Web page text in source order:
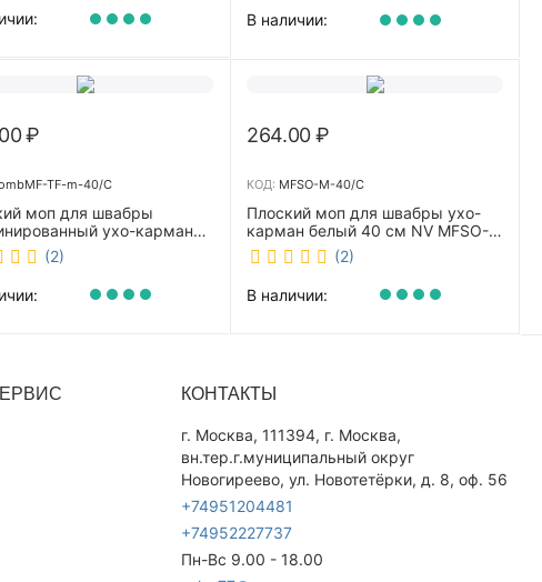
В наличии:
₽
TF-m-40/C
моп для швабры
ухо-карман
40 см NV CombMF-TF-
(2)
264.00₽
КОД: MFSO-M-40/C
Плоский моп для швабры ухо-
карман белый 40 см NV MFSO-
M-40/C
(2)
В наличии:
КОНТАКТЫ
г. Москва, 111394, г. Москва,
вн.тер.г.муниципальный округ
Новогиреево, ул. Новотетёрки, д. 8, оф. 56
+74951204481
+74952227737
Пн-Вс 9.00 - 18.00